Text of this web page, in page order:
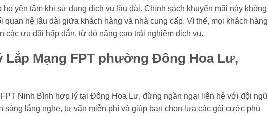
họ yên tâm khi sử dụng dịch vụ lâu dài. Chính sách khuyến mãi này không
hệ lâu dài giữa khách hàng và nhà cung cấp. Vì thế, mọi khách hàng
các ưu đãi hấp dẫn, từ đó nâng cao trải nghiệm dịch vụ.
Lắp Mạng FPT phường Đông Hoa Lư,
Ninh Bình hợp lý tại Đông Hoa Lư, đừng ngần ngại liên hệ với đội ngũ
sàng lắng nghe, tư vấn miễn phí và giúp bạn chọn lựa các gói cước phù